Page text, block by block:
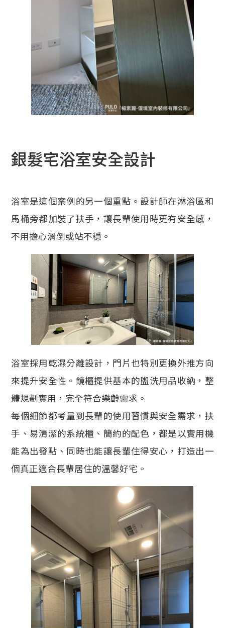
銀髮宅浴室安全設計
浴室是這個案例的另一個重點。設計師在淋浴區和
馬桶旁都加裝了扶手，讓長輩使用時更有安全感，
不用擔心滑倒或站不穩。
浴室採用乾濕分離設計，門片也特別更換外推方向
來提升安全性。鏡櫃提供基本的盥洗用品收納，整
體規劃實用，完全符合樂齡需求。
每個細節都考量到長輩的使用習慣與安全需求，扶
手、易清潔的系統櫃、簡約的配色，都是以實用機
能為出發點、同時也能讓長輩住得安心，打造出一
個真正適合長輩居住的溫馨好宅。